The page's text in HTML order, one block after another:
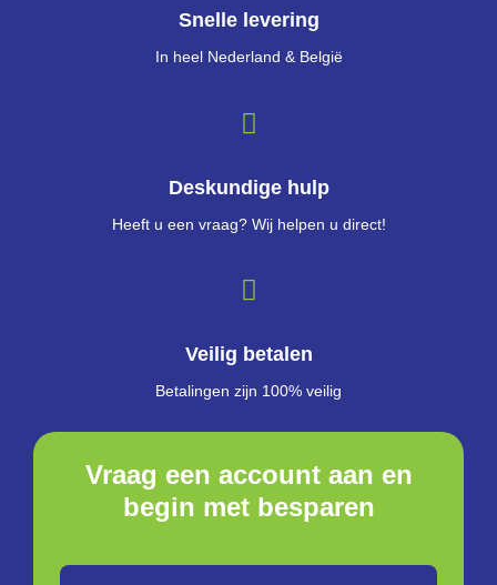
Snelle levering
In heel Nederland & België
Deskundige hulp
Heeft u een vraag? Wij helpen u direct!
Veilig betalen
Betalingen zijn 100% veilig
Vraag een account aan en
begin met besparen